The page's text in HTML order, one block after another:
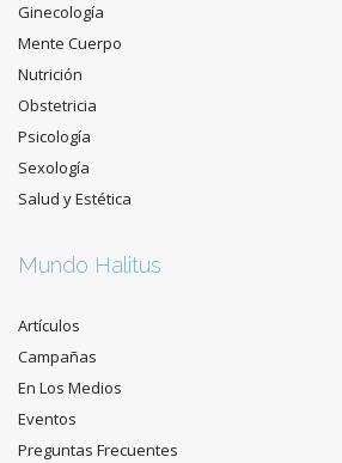
Ginecología
Mente Cuerpo
Nutrición
Obstetricia
Psicología
Sexología
Salud y Estética
Mundo Halitus
Artículos
Campañas
En Los Medios
Eventos
Preguntas Frecuentes